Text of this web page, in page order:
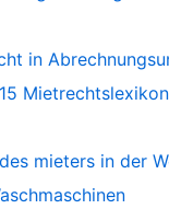
in
Mietrechtslexikon
mieters in der